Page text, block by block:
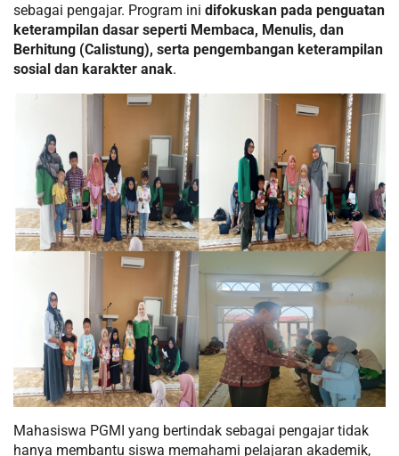
sebagai pengajar. Program ini difokuskan pada penguatan
keterampilan dasar seperti Membaca, Menulis, dan
Berhitung (Calistung), serta pengembangan keterampilan
sosial dan karakter anak.
Mahasiswa PGMI yang bertindak sebagai pengajar tidak
hanya membantu siswa memahami pelajaran akademik,